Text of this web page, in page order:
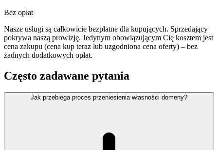
Bez opłat
Nasze usługi są całkowicie bezpłatne dla kupujących. Sprzedający
pokrywa naszą prowizję. Jedynym obowiązującym Cię kosztem jest
cena zakupu (cena kup teraz lub uzgodniona cena oferty) – bez
żadnych dodatkowych opłat.
Często zadawane pytania
Jak przebiega proces przeniesienia własności domeny?